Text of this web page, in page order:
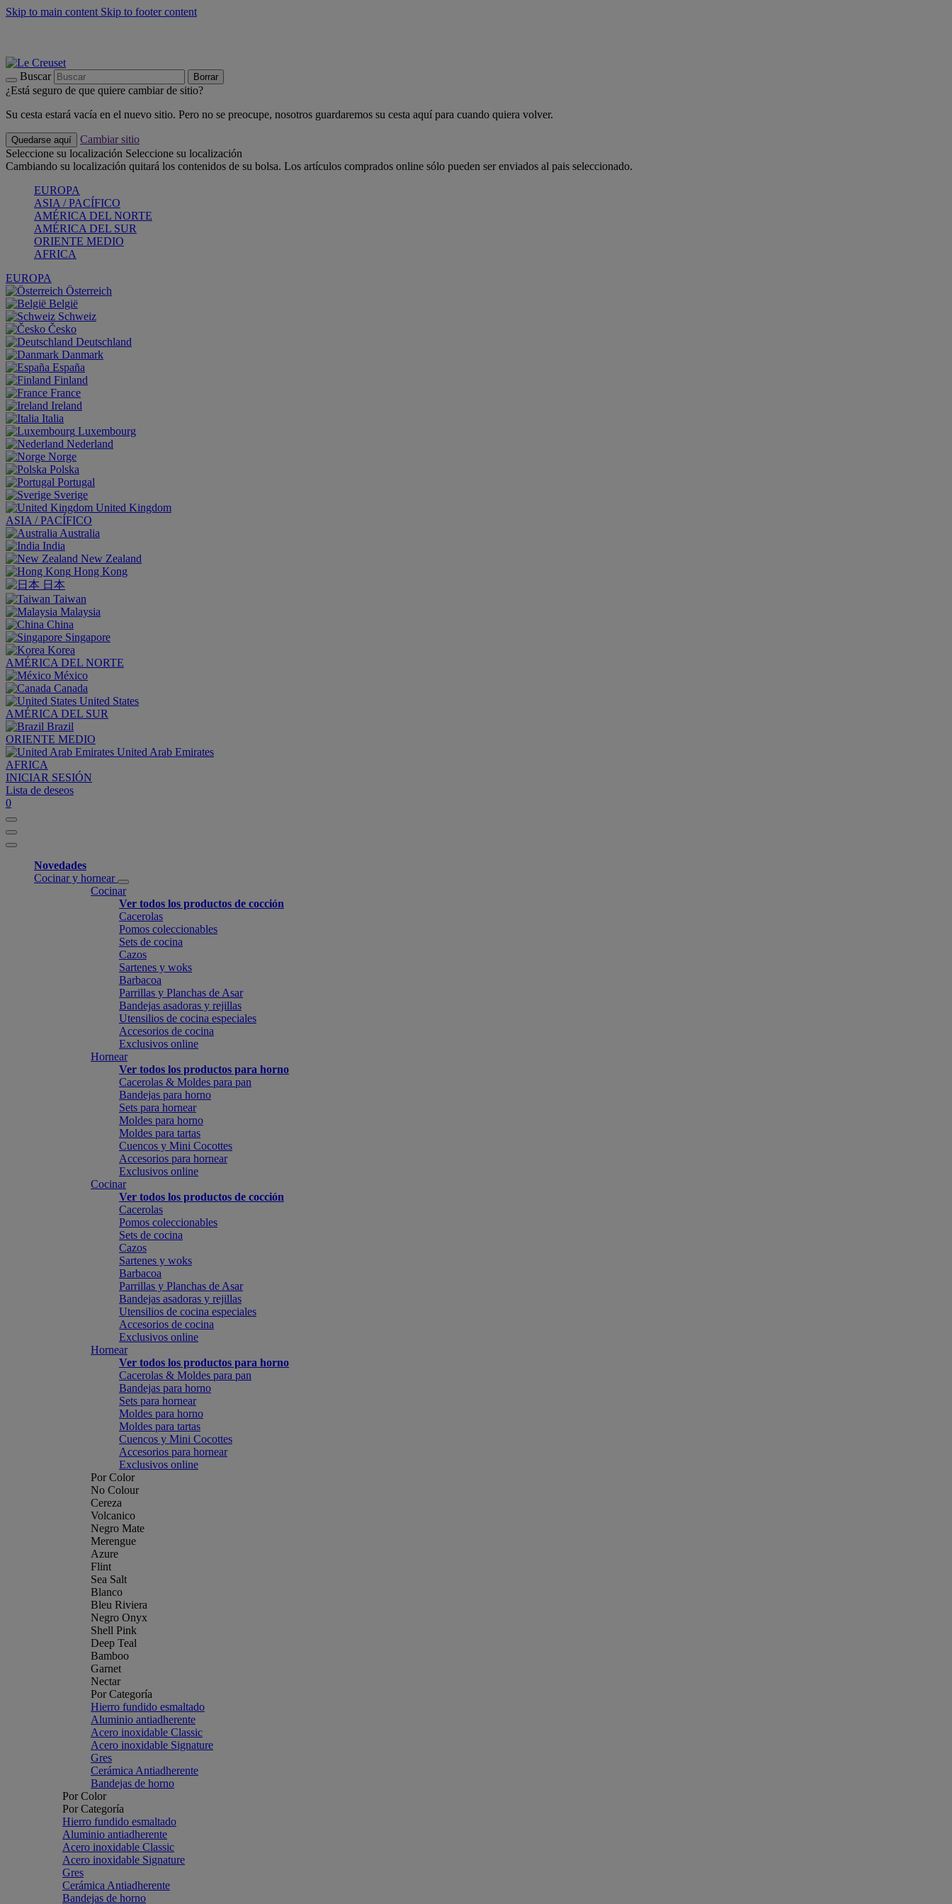
Skip to main content Skip to footer content
Buscar Borrar
¿Está seguro de que quiere cambiar de sitio?
Su cesta estará vacía en el nuevo sitio. Pero no se preocupe, nosotros guardaremos su cesta aquí para cuando quiera volver.
Quedarse aquí
Cambiar sitio
Seleccione su localización Seleccione su localización
Cambiando su localización quitará los contenidos de su bolsa. Los artículos comprados online sólo pueden ser enviados al pais seleccionado.
EUROPA
ASIA / PACÍFICO
AMÉRICA DEL NORTE
AMÉRICA DEL SUR
ORIENTE MEDIO
AFRICA
EUROPA
Österreich
België
Schweiz
Česko
Deutschland
Danmark
España
Finland
France
Ireland
Italia
Luxembourg
Nederland
Norge
Polska
Portugal
Sverige
United Kingdom
ASIA / PACÍFICO
Australia
India
New Zealand
Hong Kong
日本
Taiwan
Malaysia
China
Singapore
Korea
AMÉRICA DEL NORTE
México
Canada
United States
AMÉRICA DEL SUR
Brazil
ORIENTE MEDIO
United Arab Emirates
AFRICA
INICIAR SESIÓN
Lista de deseos
0
Novedades
Cocinar y hornear
Cocinar
Ver todos los productos de cocción
Cacerolas
Pomos coleccionables
Sets de cocina
Cazos
Sartenes y woks
Barbacoa
Parrillas y Planchas de Asar
Bandejas asadoras y rejillas
Utensilios de cocina especiales
Accesorios de cocina
Exclusivos online
Hornear
Ver todos los productos para horno
Cacerolas & Moldes para pan
Bandejas para horno
Sets para hornear
Moldes para horno
Moldes para tartas
Cuencos y Mini Cocottes
Accesorios para hornear
Exclusivos online
Cocinar
Ver todos los productos de cocción
Cacerolas
Pomos coleccionables
Sets de cocina
Cazos
Sartenes y woks
Barbacoa
Parrillas y Planchas de Asar
Bandejas asadoras y rejillas
Utensilios de cocina especiales
Accesorios de cocina
Exclusivos online
Hornear
Ver todos los productos para horno
Cacerolas & Moldes para pan
Bandejas para horno
Sets para hornear
Moldes para horno
Moldes para tartas
Cuencos y Mini Cocottes
Accesorios para hornear
Exclusivos online
Por Color
No Colour
Cereza
Volcanico
Negro Mate
Merengue
Azure
Flint
Sea Salt
Blanco
Bleu Riviera
Negro Onyx
Shell Pink
Deep Teal
Bamboo
Garnet
Nectar
Por Categoría
Hierro fundido esmaltado
Aluminio antiadherente
Acero inoxidable Classic
Acero inoxidable Signature
Gres
Cerámica Antiadherente
Bandejas de horno
Por Color
Por Categoría
Hierro fundido esmaltado
Aluminio antiadherente
Acero inoxidable Classic
Acero inoxidable Signature
Gres
Cerámica Antiadherente
Bandejas de horno